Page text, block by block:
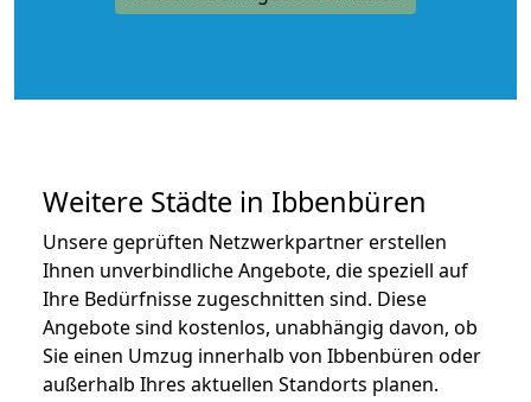
Weitere Städte in Ibbenbüren
Unsere geprüften Netzwerkpartner erstellen
Ihnen unverbindliche Angebote, die speziell auf
Ihre Bedürfnisse zugeschnitten sind. Diese
Angebote sind kostenlos, unabhängig davon, ob
Sie einen Umzug innerhalb von Ibbenbüren oder
außerhalb Ihres aktuellen Standorts planen.